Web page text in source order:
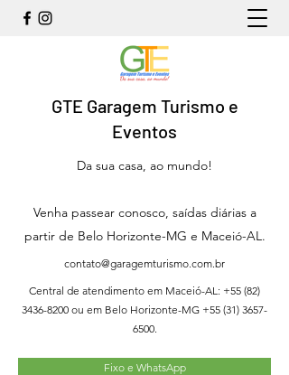
GTE Garagem Turismo e
Eventos
Da sua casa, ao mundo!
Venha passear conosco, saídas diárias a
partir de Belo Horizonte-MG e Maceió-AL.
contato@garagemturismo.com.br
Central de atendimento em Maceió-AL: +55 (82)
3436-8200 ou em Belo Horizonte-MG +55 (31) 3657-
6500.
Fixo e WhatsApp